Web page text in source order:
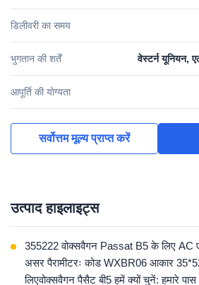
डिलीवरी का समय
भुगतान की शर्तें वेस्टर्न यूनियन,
आपूर्ति की योग्यता
सर्वोत्तम मूल्य प्राप्त करें
उत्पाद हाइलाइट्स
355222 वोक्सवैगन Passat B5 के लिए AC
असर पैरामीटरः कोड WXBR06 आकार
लिएवोक्सवैगन पैसैट बी5 हमें क्यों चुनें: हमारे